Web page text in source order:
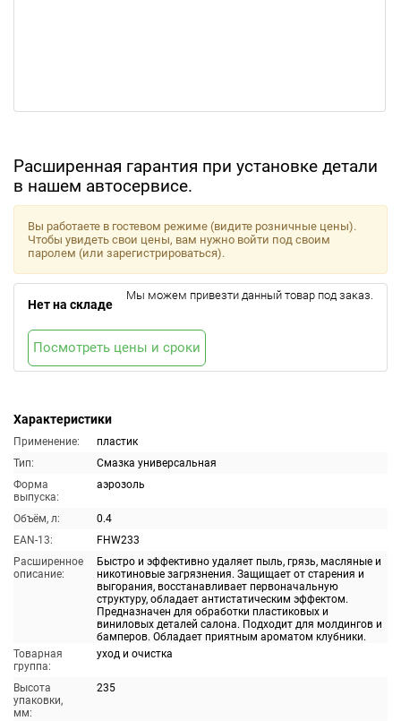
Расширенная гарантия при установке детали
в нашем автосервисе.
Характеристики
Применение:
пластик
Тип:
Смазка универсальная
Форма
выпуска:
аэрозоль
Объём, л:
0.4
EAN-13:
FHW233
Расширенное
описание:
Быстро и эффективно удаляет пыль, грязь, масляные и
никотиновые загрязнения. Защищает от старения и
выгорания, восстанавливает первоначальную
структуру, обладает антистатическим эффектом.
Предназначен для обработки пластиковых и
виниловых деталей салона. Подходит для молдингов и
бамперов. Обладает приятным ароматом клубники.
Товарная
группа:
уход и очистка
Высота
упаковки,
мм:
235
Вы работаете в гостевом режиме (видите розничные цены).
Чтобы увидеть свои цены, вам нужно войти под своим
паролем (или зарегистрироваться).
Нет на складе
Мы можем привезти данный товар под заказ.
Посмотреть цены и сроки